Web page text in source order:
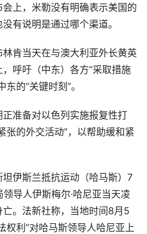
上，米勒没有明确表示美国的
有说明是通过哪个渠道。
肯当天在与澳大利亚外长黄英
呼吁（中东）各方“采取措施
的“关键时刻”。
准备对以色列实施报复性打
张的外交活动”，以帮助缓和紧
伊斯兰抵抗运动（哈马斯）7
导人伊斯梅尔·哈尼亚当天凌
。法新社称，当地时间8月5
权利”对哈马斯领导人哈尼亚上